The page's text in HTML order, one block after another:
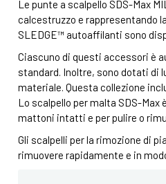
Le punte a scalpello SDS-Max
calcestruzzo e rappresentando
SLEDGE™ autoaffilanti sono
Ciascuno di questi accessori è
standard. Inoltre, sono dotati di
materiale. Questa collezione
Lo scalpello per malta SDS-
mattoni intatti e per pulire o
Gli scalpelli per la rimozione di
rimuovere rapidamente e in